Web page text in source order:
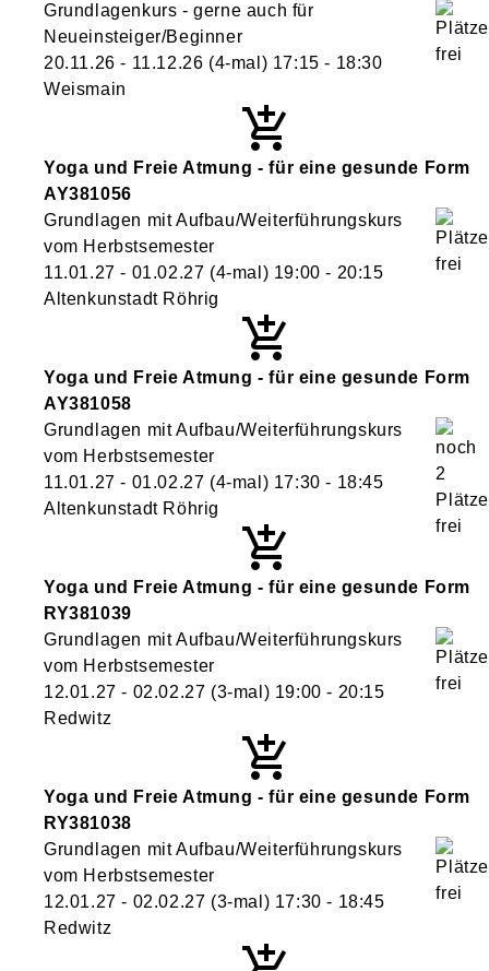
Grundlagenkurs - gerne auch für
Neueinsteiger/Beginner
20.11.26 - 11.12.26 (4-mal) 17:15 - 18:30
Weismain
Yoga und Freie Atmung - für eine gesunde Form
AY381056
Grundlagen mit Aufbau/Weiterführungskurs
vom Herbstsemester
11.01.27 - 01.02.27 (4-mal) 19:00 - 20:15
Altenkunstadt Röhrig
Yoga und Freie Atmung - für eine gesunde Form
AY381058
Grundlagen mit Aufbau/Weiterführungskurs
vom Herbstsemester
11.01.27 - 01.02.27 (4-mal) 17:30 - 18:45
Altenkunstadt Röhrig
Yoga und Freie Atmung - für eine gesunde Form
RY381039
Grundlagen mit Aufbau/Weiterführungskurs
vom Herbstsemester
12.01.27 - 02.02.27 (3-mal) 19:00 - 20:15
Redwitz
Yoga und Freie Atmung - für eine gesunde Form
RY381038
Grundlagen mit Aufbau/Weiterführungskurs
vom Herbstsemester
12.01.27 - 02.02.27 (3-mal) 17:30 - 18:45
Redwitz